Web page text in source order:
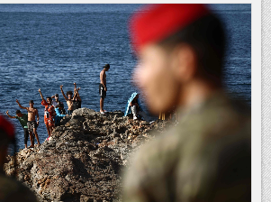
DEN
15.
AUGUST
IST
DER
NÄCHSTE
ANSTURM
GEPLANT